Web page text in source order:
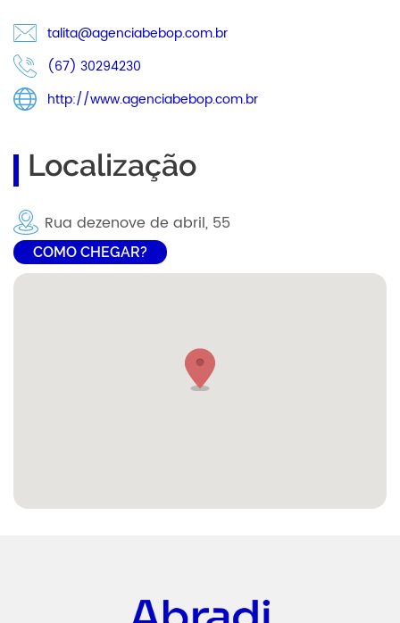
talita@agenciabebop.com.br
(67) 30294230
http://www.agenciabebop.com.br
Localização
Rua dezenove de abril, 55
COMO CHEGAR?